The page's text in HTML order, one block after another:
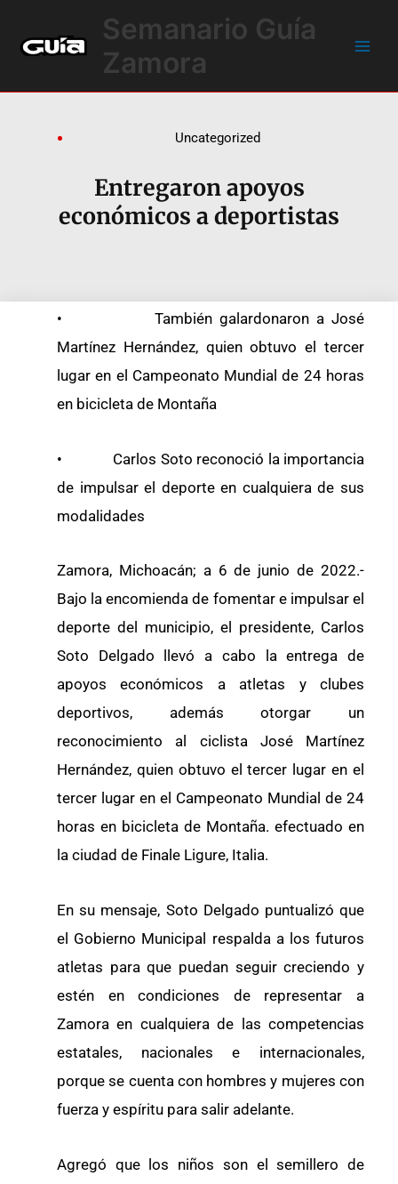
contenido
Semanario Guía
Zamora
Uncategorized
Entregaron apoyos
económicos a deportistas
• También galardonaron a José
Martínez Hernández, quien obtuvo el tercer
lugar en el Campeonato Mundial de 24 horas
en bicicleta de Montaña
• Carlos Soto reconoció la importancia
de impulsar el deporte en cualquiera de sus
modalidades
Zamora, Michoacán; a 6 de junio de 2022.-
Bajo la encomienda de fomentar e impulsar el
deporte del municipio, el presidente, Carlos
Soto Delgado llevó a cabo la entrega de
apoyos económicos a atletas y clubes
deportivos, además otorgar un
reconocimiento al ciclista José Martínez
Hernández, quien obtuvo el tercer lugar en el
tercer lugar en el Campeonato Mundial de 24
horas en bicicleta de Montaña. efectuado en
la ciudad de Finale Ligure, Italia.
En su mensaje, Soto Delgado puntualizó que
el Gobierno Municipal respalda a los futuros
atletas para que puedan seguir creciendo y
estén en condiciones de representar a
Zamora en cualquiera de las competencias
estatales, nacionales e internacionales,
porque se cuenta con hombres y mujeres con
fuerza y espíritu para salir adelante.
Agregó que los niños son el semillero de